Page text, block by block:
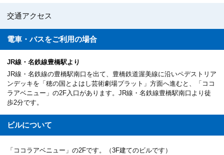
交通アクセス
電車・バスをご利用の場合
JR線・名鉄線豊橋駅より
JR線・名鉄線の豊橋駅南口を出て、豊橋鉄道渥美線に沿いペデストリア
ンデッキを「穂の国とよはし芸術劇場プラット」方面へ進むと、「ココ
ラアベニュー」の2F入口があります。JR線・名鉄線豊橋駅南口より徒
歩2分です。
ビルについて
「ココラアベニュー」の2Fです。（3F建てのビルです）